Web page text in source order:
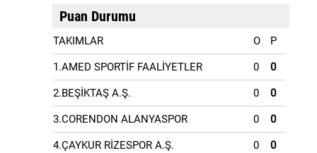
Puan Durumu
TAKIMLAR O P
1.AMED SPORTİF FAALİYETLER 0 0
2.BEŞİKTAŞ A.Ş. 0 0
3.CORENDON ALANYASPOR 0 0
4.ÇAYKUR RİZESPOR A.Ş. 0 0